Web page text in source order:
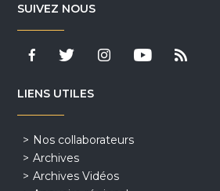
SUIVEZ NOUS
LIENS UTILES
Nos collaborateurs
Archives
Archives Vidéos